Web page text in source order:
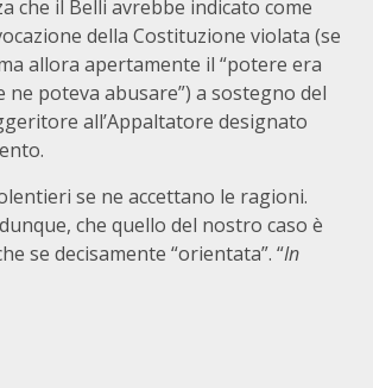
che il Belli avrebbe indicato come
della Costituzione violata (se
allora apertamente il “potere era
ne poteva abusare”) a sostegno del
all’Appaltatore designato
se ne accettano le ragioni.
che quello del nostro caso è
se decisamente “orientata”. “In